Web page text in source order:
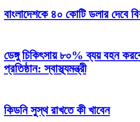
বাংলাদেশকে ৪০ কোটি ডলার দেবে
ডেঙ্গু চিকিৎসায় ৮০% ব্যয় বহন
প্রতিষ্ঠান: স্বাস্থ্যমন্ত্রী
কিডনি সুস্থ রাখতে কী খাবেন